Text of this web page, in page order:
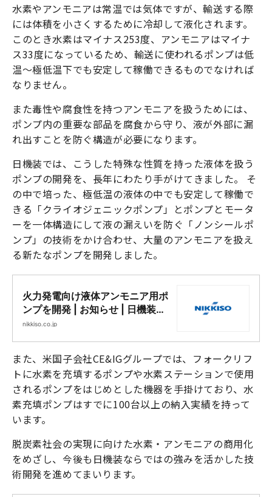
水素やアンモニアは常温では気体ですが、輸送する際
には体積を小さくするために冷却して液化されます。
このとき水素はマイナス253度、アンモニアはマイナ
ス33度になっているため、輸送に使われるポンプは低
温〜極低温下でも安定して稼働できるものでなければ
なりません。
また毒性や腐食性を持つアンモニアを扱うためには、
ポンプ内の重要な部品を腐食から守り、液が外部に漏
れ出すことを防ぐ構造が必要になります。
日機装では、こうした特殊な性質を持った液体を扱う
ポンプの開発を、長年にわたり手がけてきました。 そ
の中で培った、極低温の液体の中でも安定して稼働で
きる「クライオジェニックポンプ」とポンプとモータ
ーを一体構造にして液の漏えいを防ぐ「ノンシールポ
ンプ」の技術をかけ合わせ、大量のアンモニアを扱え
る新たなポンプを開発しました。
火力発電向け液体アンモニア用ポ
ンプを開発 | お知らせ | 日機装株
式会社
nikkiso.co.jp
また、米国子会社CE&IGグループでは、フォークリフ
トに水素を充填するポンプや水素ステーションで使用
されるポンプをはじめとした機器を手掛けており、水
素充填ポンプはすでに100台以上の納入実績を持って
います。
脱炭素社会の実現に向けた水素・アンモニアの商用化
をめざし、今後も日機装ならではの強みを活かした技
術開発を進めてまいります。